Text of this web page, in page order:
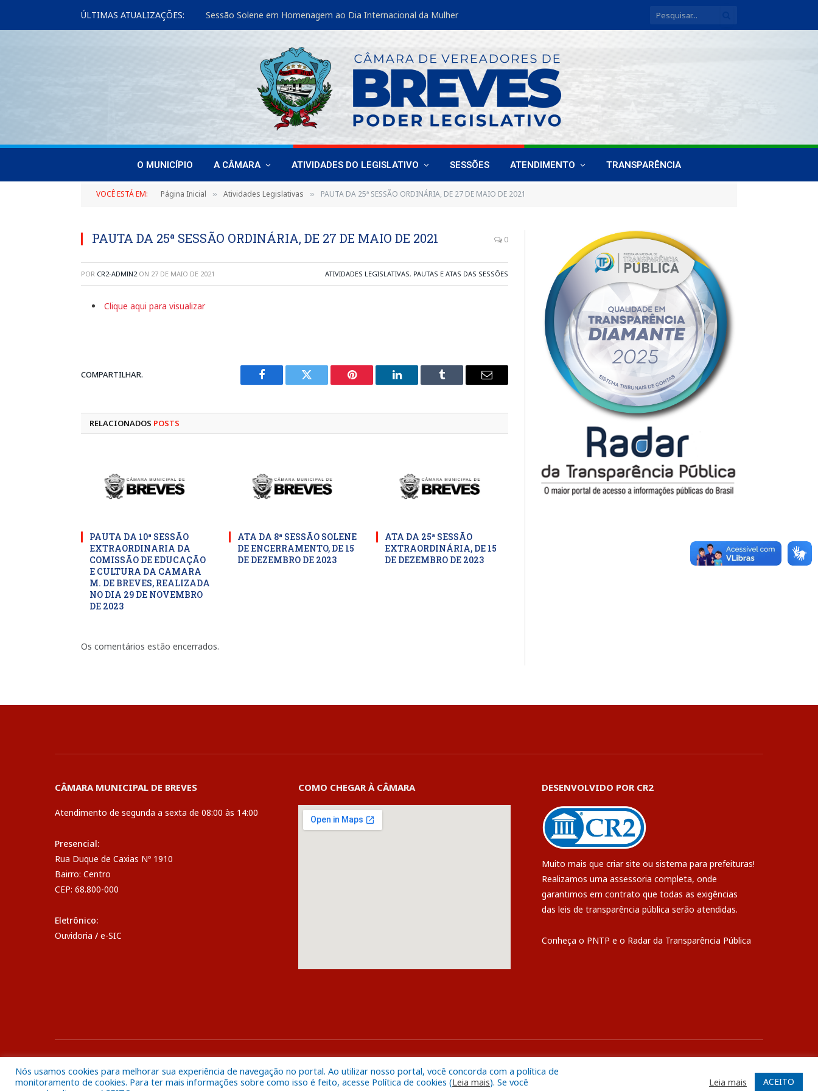
ÚLTIMAS ATUALIZAÇÕES: Sessão Solene em Homenagem ao Dia Internacional da Mulher
O MUNICÍPIO A CÂMARA ATIVIDADES DO LEGISLATIVO SESSÕES ATENDIMENTO TRANSPARÊNCIA
VOCÊ ESTÁ EM: Página Inicial » Atividades Legislativas » PAUTA DA 25ª SESSÃO ORDINÁRIA, DE 27 DE MAIO DE 2021
PAUTA DA 25ª SESSÃO ORDINÁRIA, DE 27 DE MAIO DE 2021 0
POR CR2-ADMIN2 ON 27 DE MAIO DE 2021 ATIVIDADES LEGISLATIVAS, PAUTAS E ATAS DAS SESSÕES
Clique aqui para visualizar
COMPARTILHAR.
Facebook Twitter Pinterest LinkedIn Tumblr
E-
RELACIONADOS POSTS
PAUTA DA 10ª SESSÃO
EXTRAORDINARIA DA
COMISSÃO DE EDUCAÇÃO
E CULTURA DA CAMARA
M. DE BREVES, REALIZADA
NO DIA 29 DE NOVEMBRO
DE 2023
ATA DA 8ª SESSÃO SOLENE
DE ENCERRAMENTO, DE 15
DE DEZEMBRO DE 2023
ATA DA 25ª SESSÃO
EXTRAORDINÁRIA, DE 15
DE DEZEMBRO DE 2023
Os comentários estão encerrados.
CÂMARA MUNICIPAL DE BREVES
Atendimento de segunda a sexta de 08:00 às 14:00
Presencial:
Rua Duque de Caxias Nº 1910
Bairro: Centro
CEP: 68.800-000
Eletrônico:
Ouvidoria / e-SIC
COMO CHEGAR À CÂMARA DESENVOLVIDO POR CR2
Muito mais que criar site ou sistema para prefeituras!
Realizamos uma assessoria completa, onde
garantimos em contrato que todas as exigências
das leis de transparência pública serão atendidas.
Conheça o PNTP e o Radar da Transparência Pública
Nós usamos cookies para melhorar sua experiência de navegação no portal. Ao utilizar nosso portal, você concorda com a política de
monitoramento de cookies. Para ter mais informações sobre como isso é feito, acesse Política de cookies (Leia mais). Se você
Leia mais ACEITO